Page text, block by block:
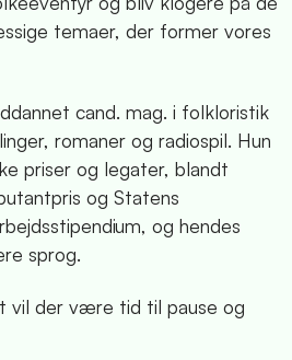
temaer, der former vores
cand. mag. i folkloristik
romaner og radiospil. Hun
priser og legater, blandt
og Statens
og hendes
sprog.
vil der være tid til pause og